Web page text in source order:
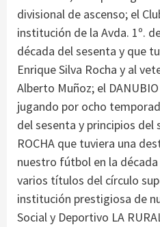
divisional de ascenso; el
institución de la Avda. 1º.
década del sesenta y que
Enrique Silva Rocha y al
Alberto Muñoz; el
jugando por ocho
del sesenta y principios del
ROCHA que tuviera una
nuestro fútbol en la
varios títulos del círculo
institución prestigiosa de
Social y Deportivo LA